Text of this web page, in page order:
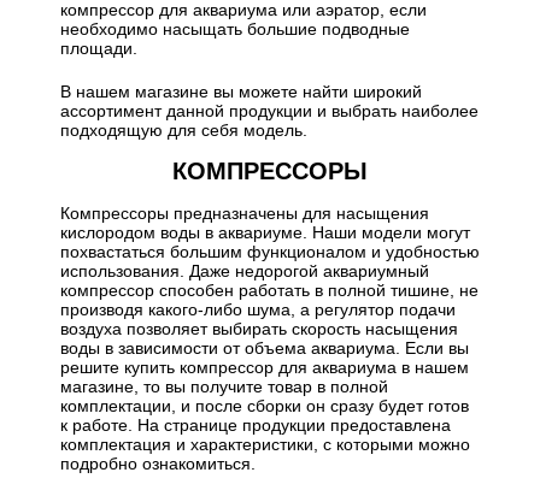
компрессор для аквариума или аэратор, если
необходимо насыщать большие подводные
площади.
В нашем магазине вы можете найти широкий
ассортимент данной продукции и выбрать наиболее
подходящую для себя модель.
КОМПРЕССОРЫ
Компрессоры предназначены для насыщения
кислородом воды в аквариуме. Наши модели могут
похвастаться большим функционалом и удобностью
использования. Даже недорогой аквариумный
компрессор способен работать в полной тишине, не
производя какого-либо шума, а регулятор подачи
воздуха позволяет выбирать скорость насыщения
воды в зависимости от объема аквариума. Если вы
решите купить компрессор для аквариума в нашем
магазине, то вы получите товар в полной
комплектации, и после сборки он сразу будет готов
к работе. На странице продукции предоставлена
комплектация и характеристики, с которыми можно
подробно ознакомиться.